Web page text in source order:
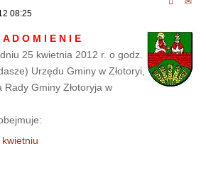
08:25
A D O M I E N I E
25 kwietnia 2012 r. o godz.
Urzędu Gminy w Złotoryi,
Gminy Złotoryja w